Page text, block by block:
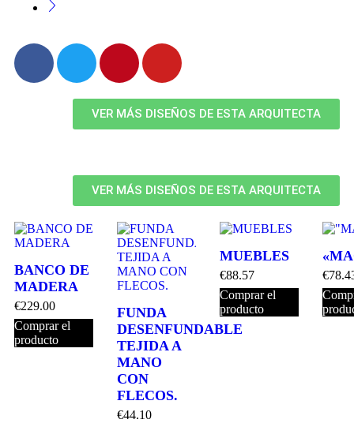
VER MÁS DISEÑOS DE ESTA ARQUITECTA
VER MÁS DISEÑOS DE ESTA ARQUITECTA
BANCO DE
MADERA
€229.00
Comprar el
producto
FUNDA
DESENFUNDABLE
TEJIDA A
MANO
CON
FLECOS.
€44.10
MUEBLES
€88.57
Comprar el
producto
€